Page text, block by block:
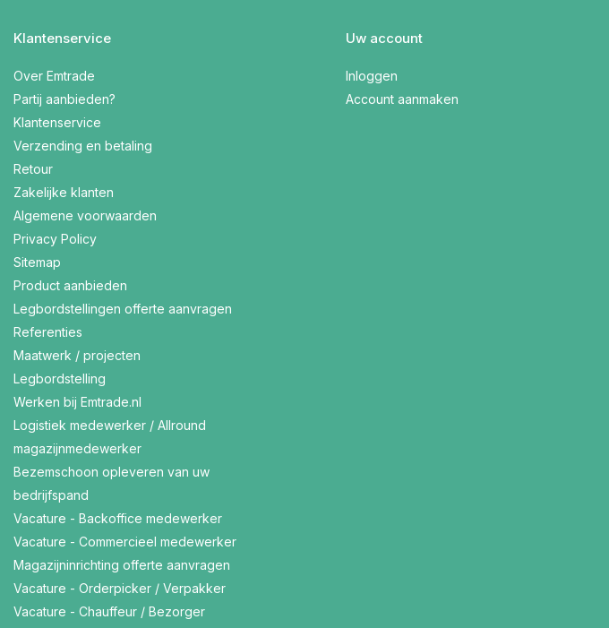
Klantenservice
Over Emtrade
Partij aanbieden?
Klantenservice
Verzending en betaling
Retour
Zakelijke klanten
Algemene voorwaarden
Privacy Policy
Sitemap
Product aanbieden
Legbordstellingen offerte aanvragen
Referenties
Maatwerk / projecten
Legbordstelling
Werken bij Emtrade.nl
Logistiek medewerker / Allround
magazijnmedewerker
Bezemschoon opleveren van uw
bedrijfspand
Vacature - Backoffice medewerker
Vacature - Commercieel medewerker
Magazijninrichting offerte aanvragen
Vacature - Orderpicker / Verpakker
Vacature - Chauffeur / Bezorger
Uw account
Inloggen
Account aanmaken